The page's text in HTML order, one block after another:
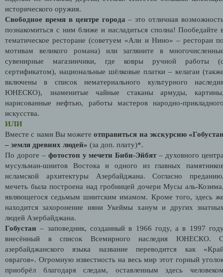
исторического оружия.
Свободное время в центре города – это отличная
познакомиться с ним ближе и насладиться сполна! Пообедайте
тематическое ресторане (советуем «Али и Нино» – ресторан
мотивам великого романа) или загляните в
сувенирные магазинчики, где ковры ручной работы
сертификатом), национальные шёлковые платки – келагаи
включены в список нематериального культурного
ЮНЕСКО), знаменитые чайные стаканы армуды,
нарисованные нефтью, работы мастеров народно-
искусства.
ИЛИ
Вместе с нами Вы можетеотправиться на экскурсию
– земля древних людей» (за доп. плату)*.
По дороге – фотостоп у мечети Биби-Эйбят– духовного
мусульман-шиитов Востока и одного из главных
исламской архитектуры Азербайджана. Согласно
мечеть была построена над гробницей дочери Мусы аль-
являющегося седьмым шиитским имамом. Кроме того, здесь
находится захоронение няни Укеймы ханум и других
людей Азербайджана.
Гобустан – заповедник, созданный в 1966 году, а в 1997
внесённый в список Всемирного наследия ЮНЕСКО.
азербайджанского языка название переводится как
оврагов». Огромную известность на весь мир этот горный
приобрёл благодаря следам, оставленным здесь